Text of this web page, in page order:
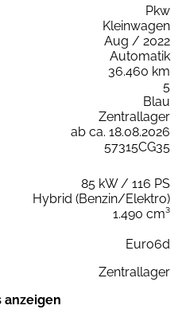
Pkw
Kleinwagen
Aug / 2022
Automatik
36.460 km
5
Blau
Zentrallager
ab ca. 18.08.2026
57315CG35
85 kW / 116 PS
Hybrid (Benzin/Elektro)
1.490 cm³
Euro6d
Zentrallager
anzeigen